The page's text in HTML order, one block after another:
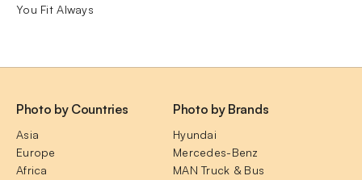
You Fit Always
Photo by Countries
Asia
Europe
Africa
Photo by Brands
Hyundai
Mercedes-Benz
MAN Truck & Bus